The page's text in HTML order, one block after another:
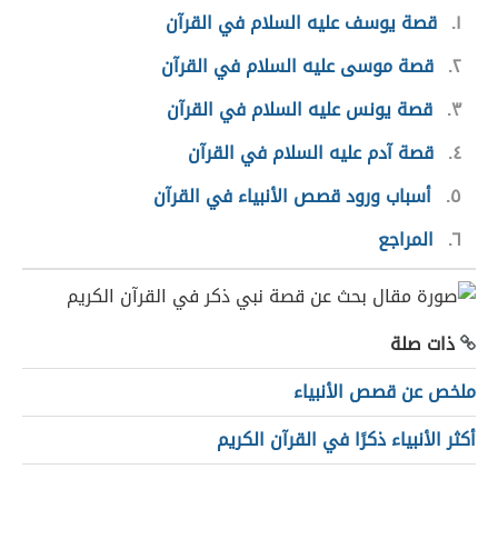
١ قصة يوسف عليه السلام في القرآن
٢ قصة موسى عليه السلام في القرآن
٣ قصة يونس عليه السلام في القرآن
٤ قصة آدم عليه السلام في القرآن
٥ أسباب ورود قصص الأنبياء في القرآن
٦ المراجع
ذات صلة
ملخص عن قصص الأنبياء
أكثر الأنبياء ذكرًا في القرآن الكريم